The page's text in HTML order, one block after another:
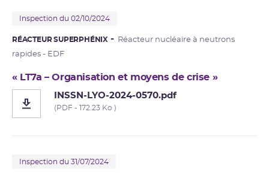
Inspection du 02/10/2024
RÉACTEUR SUPERPHÉNIX
Réacteur nucléaire à neutrons
rapides - EDF
« LT7a – Organisation et moyens de crise »
INSSN-LYO-2024-0570.pdf
(PDF - 172.23 Ko )
Inspection du 31/07/2024